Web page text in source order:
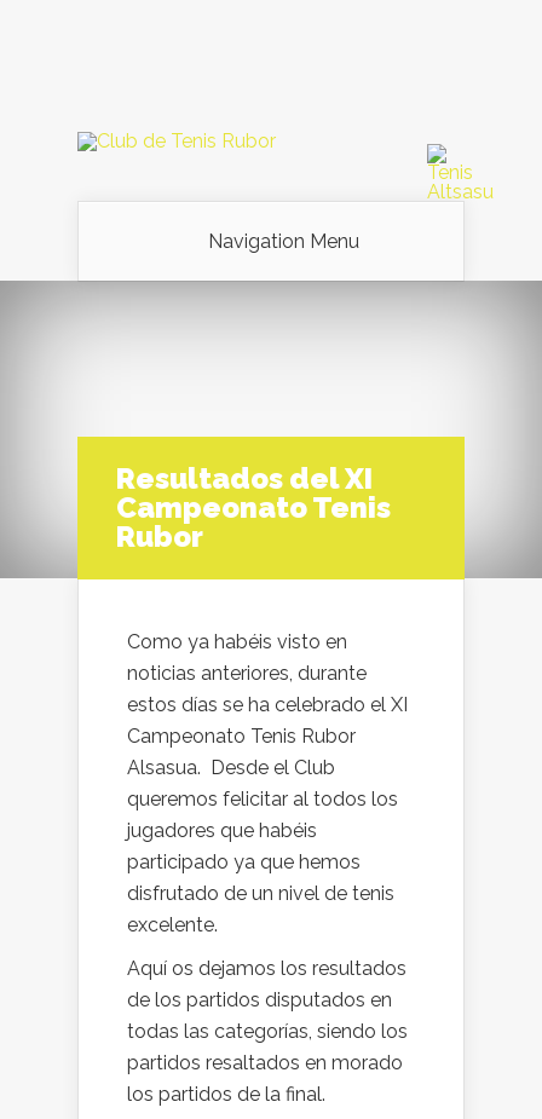
Navigation Menu
Resultados del XI
Campeonato Tenis
Rubor
Como ya habéis visto en
noticias anteriores, durante
estos días se ha celebrado el XI
Campeonato Tenis Rubor
Alsasua. Desde el Club
queremos felicitar al todos los
jugadores que habéis
participado ya que hemos
disfrutado de un nivel de tenis
excelente.
Aquí os dejamos los resultados
de los partidos disputados en
todas las categorías, siendo los
partidos resaltados en morado
los partidos de la final.